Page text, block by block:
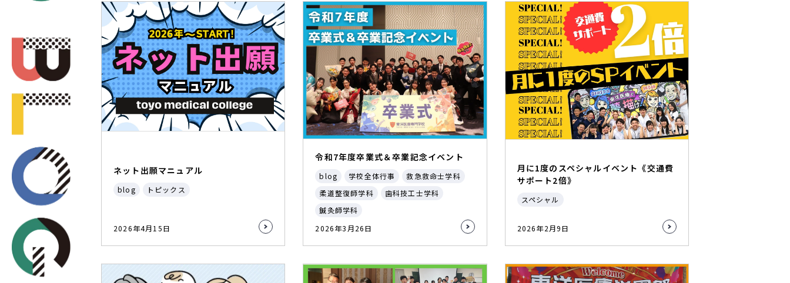
ネット出願マニュアル
blog トピックス
2026年4月15日
令和7年度卒業式＆卒業記念イベント
blog 学校全体行事
救急救命士学科
柔道整復師学科
歯科技工士学科
鍼灸師学科
2026年3月26日
月に1度のスペシャルイベント《交通費
サポート2倍》
スペシャル
2026年2月9日